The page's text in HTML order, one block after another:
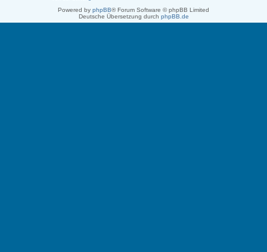
Powered by phpBB® Forum Software © phpBB Limited
Deutsche Übersetzung durch phpBB.de